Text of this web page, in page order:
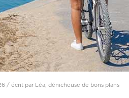
/écrit par Léa, dénicheuse de bons plans